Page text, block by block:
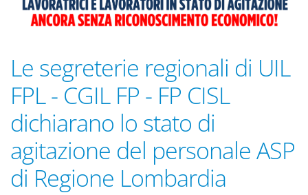
Le segreterie regionali di UIL
FPL - CGIL FP - FP CISL
dichiarano lo stato di
agitazione del personale ASP
di Regione Lombardia